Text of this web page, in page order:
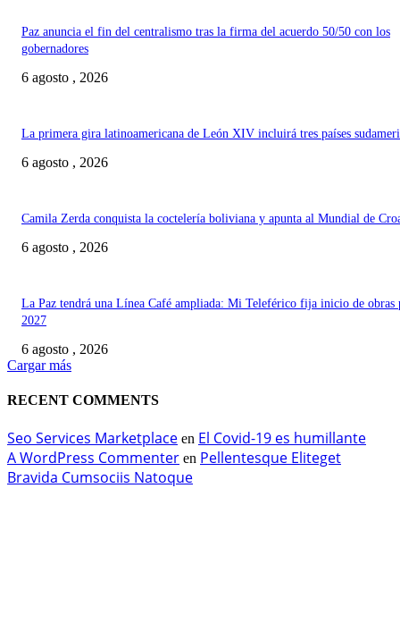
Paz anuncia el fin del centralismo tras la firma del acuerdo 50/50 con los
gobernadores
6 agosto , 2026
La primera gira latinoamericana de León XIV incluirá tres países
6 agosto , 2026
Camila Zerda conquista la coctelería boliviana y apunta al Mundial de
6 agosto , 2026
La Paz tendrá una Línea Café ampliada: Mi Teleférico fija inicio de obras
2027
6 agosto , 2026
Cargar más
RECENT COMMENTS
Seo Services Marketplace en El Covid-19 es humillante
A WordPress Commenter en Pellentesque Eliteget
Bravida Cumsociis Natoque